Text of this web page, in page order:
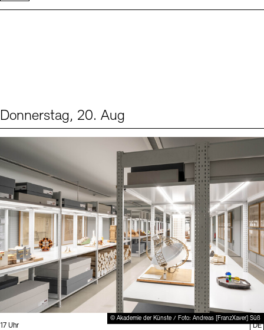
Donnerstag, 20. Aug
© Akademie der Künste / Foto: Andreas [FranzXaver] Süß
Uhrzeit:
17 Uhr
DE